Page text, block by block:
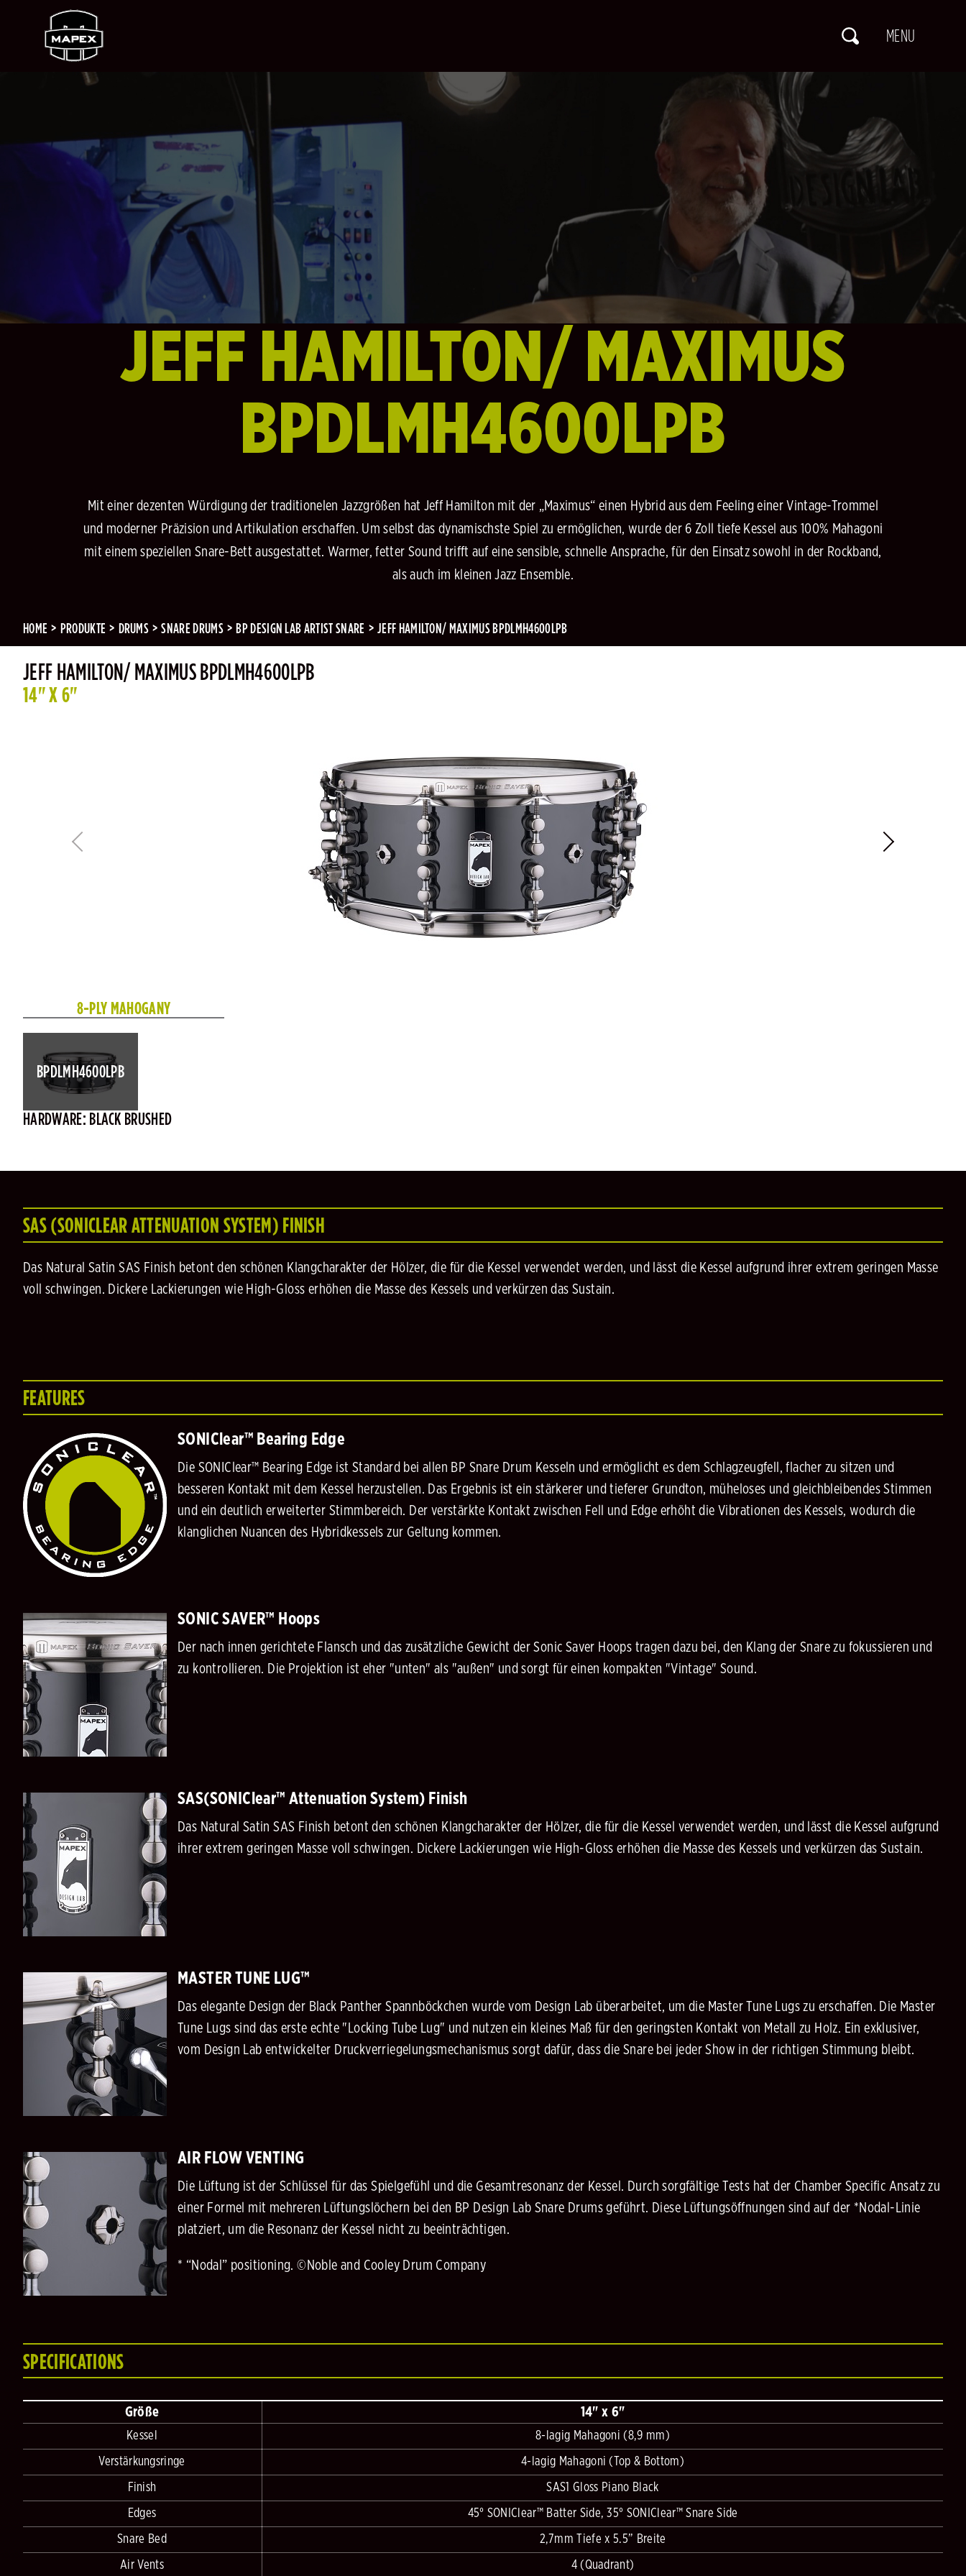
JEFF HAMILTON/ MAXIMUS
BPDLMH4600LPB
Mit einer dezenten Würdigung der traditionelen Jazzgrößen hat Jeff Hamilton mit der „Maximus“ einen Hybrid aus dem Feeling einer Vintage-Trommel
und moderner Präzision und Artikulation erschaffen. Um selbst das dynamischste Spiel zu ermöglichen, wurde der 6 Zoll tiefe Kessel aus 100% Mahagoni
mit einem speziellen Snare-Bett ausgestattet. Warmer, fetter Sound trifft auf eine sensible, schnelle Ansprache, für den Einsatz sowohl in der Rockband,
als auch im kleinen Jazz Ensemble.
HOME PRODUKTE DRUMS SNARE DRUMS BP DESIGN LAB ARTIST SNARE JEFF HAMILTON/ MAXIMUS BPDLMH4600LPB
JEFF HAMILTON/ MAXIMUS BPDLMH4600LPB
14" X 6"
8-PLY MAHOGANY
BPDLMH4600LPB
HARDWARE: BLACK BRUSHED
SAS (SONICLEAR ATTENUATION SYSTEM) FINISH
Das Natural Satin SAS Finish betont den schönen Klangcharakter der Hölzer, die für die Kessel verwendet werden, und lässt die Kessel aufgrund ihrer extrem geringen Masse
voll schwingen. Dickere Lackierungen wie High-Gloss erhöhen die Masse des Kessels und verkürzen das Sustain.
FEATURES
SONIClear™ Bearing Edge
Die SONIClear™ Bearing Edge ist Standard bei allen BP Snare Drum Kesseln und ermöglicht es dem Schlagzeugfell, flacher zu sitzen und
besseren Kontakt mit dem Kessel herzustellen. Das Ergebnis ist ein stärkerer und tieferer Grundton, müheloses und gleichbleibendes Stimmen
und ein deutlich erweiterter Stimmbereich. Der verstärkte Kontakt zwischen Fell und Edge erhöht die Vibrationen des Kessels, wodurch die
klanglichen Nuancen des Hybridkessels zur Geltung kommen.
SONIC SAVER™ Hoops
Der nach innen gerichtete Flansch und das zusätzliche Gewicht der Sonic Saver Hoops tragen dazu bei, den Klang der Snare zu fokussieren und
zu kontrollieren. Die Projektion ist eher "unten" als "außen" und sorgt für einen kompakten "Vintage" Sound.
SAS(SONIClear™ Attenuation System) Finish
Das Natural Satin SAS Finish betont den schönen Klangcharakter der Hölzer, die für die Kessel verwendet werden, und lässt die Kessel aufgrund
ihrer extrem geringen Masse voll schwingen. Dickere Lackierungen wie High-Gloss erhöhen die Masse des Kessels und verkürzen das Sustain.
MASTER TUNE LUG™
Das elegante Design der Black Panther Spannböckchen wurde vom Design Lab überarbeitet, um die Master Tune Lugs zu erschaffen. Die Master
Tune Lugs sind das erste echte "Locking Tube Lug" und nutzen ein kleines Maß für den geringsten Kontakt von Metall zu Holz. Ein exklusiver,
vom Design Lab entwickelter Druckverriegelungsmechanismus sorgt dafür, dass die Snare bei jeder Show in der richtigen Stimmung bleibt.
AIR FLOW VENTING
Die Lüftung ist der Schlüssel für das Spielgefühl und die Gesamtresonanz der Kessel. Durch sorgfältige Tests hat der Chamber Specific Ansatz zu
einer Formel mit mehreren Lüftungslöchern bei den BP Design Lab Snare Drums geführt. Diese Lüftungsöffnungen sind auf der *Nodal-Linie
platziert, um die Resonanz der Kessel nicht zu beeinträchtigen.
* “Nodal” positioning. ©Noble and Cooley Drum Company
SPECIFICATIONS
Größe 14" x 6"
Kessel
8-lagig Mahagoni (8,9 mm)
Verstärkungsringe
4-lagig Mahagoni (Top & Bottom)
Finish
SAS1 Gloss Piano Black
Edges
45° SONIClear™ Batter Side, 35° SONIClear™ Snare Side
Snare Bed
2,7mm Tiefe x 5.5” Breite
Air Vents
4 (Quadrant)